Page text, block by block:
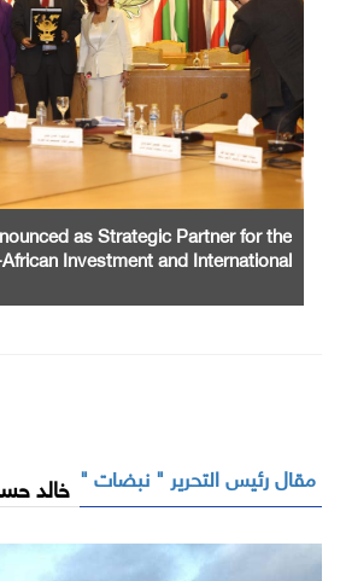
as Strategic Partner for the
Investment and International
مقال رئيس التحرير " نبضات " خالد